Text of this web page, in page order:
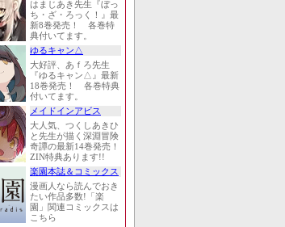
はまじあき先生『ぼっ
ち・ざ・ろっく！』最
新8巻発売！ 各巻特
典付いてます。
ゆるキャン△
大好評、あｆろ先生
『ゆるキャン△』最新
18巻発売！ 各巻特典
付いてます。
メイドインアビス
大人気、つくしあきひ
と先生が描く深淵冒険
奇譚の最新14巻発売！
ZIN特典あります!!
楽園本誌＆コミックス
漫画人なら読んでおき
たい作品多数!「楽
園」関連コミックスは
こちら